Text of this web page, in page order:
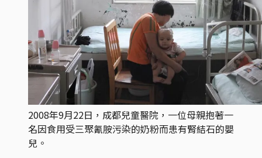
2008年9月22日，成都兒童醫院，一位母親抱著一
名因食用受三聚氰胺污染的奶粉而患有腎結石的嬰
兒。